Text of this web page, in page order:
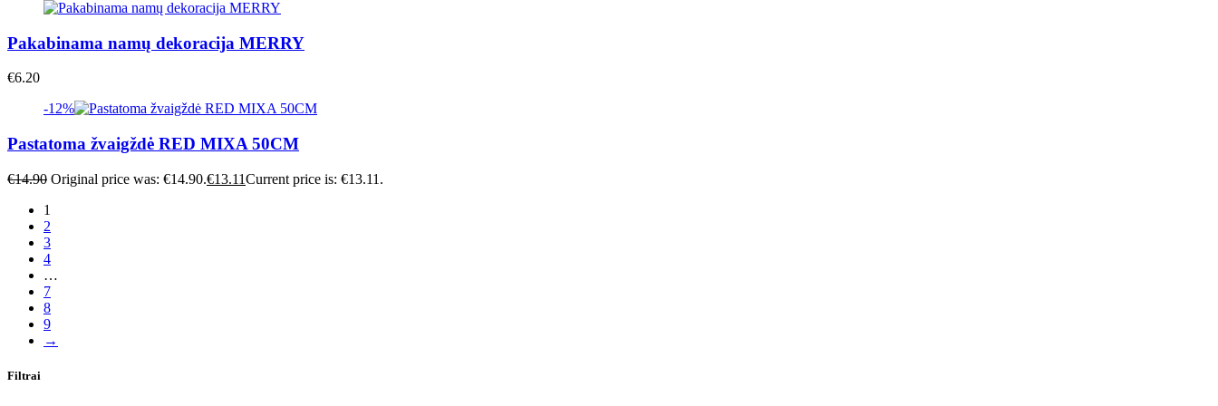
Pakabinama namų dekoracija MERRY
€6.20
-12%
Pastatoma žvaigždė RED MIXA 50CM
€14.90 Original price was: €14.90.€13.11Current price is: €13.11.
1
2
3
4
…
7
8
9
→
Filtrai